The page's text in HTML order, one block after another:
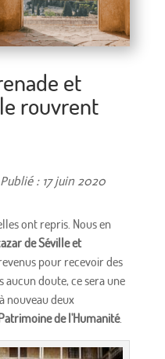
et
rouvrent
: 17 juin 2020
ont repris. Nous en
de Séville et
pour recevoir des
aucun doute, ce sera une
nouveau deux
de l'Humanité.